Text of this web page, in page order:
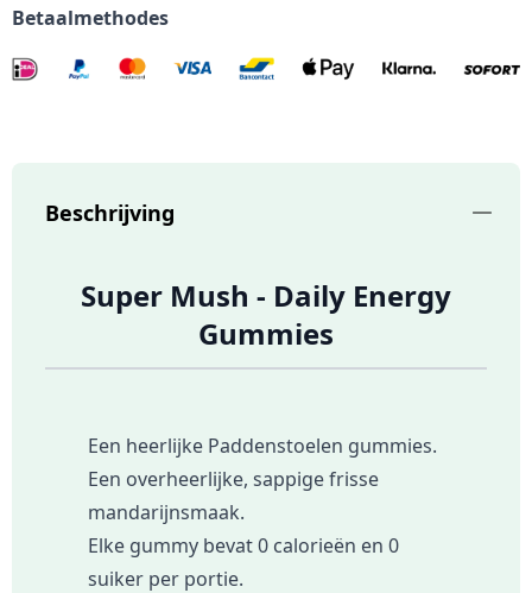
Betaalmethodes
Beschrijving
Super Mush - Daily Energy
Gummies
Een heerlijke Paddenstoelen gummies.
Een overheerlijke, sappige frisse
mandarijnsmaak.
Elke gummy bevat 0 calorieën en 0
suiker per portie.